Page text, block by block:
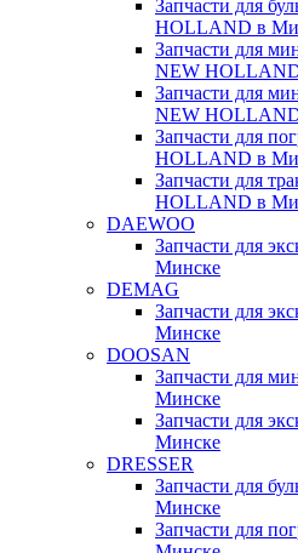
Запчасти для
HOLLAND в
Запчасти для
NEW
Запчасти для
NEW
Запчасти для
HOLLAND в
Запчасти для
HOLLAND в
DAEWOO
Запчасти для
Минске
DEMAG
Запчасти для
Минске
DOOSAN
Запчасти для
Минске
Запчасти для
Минске
DRESSER
Запчасти для
Минске
Запчасти для